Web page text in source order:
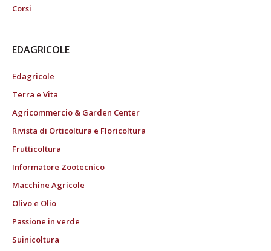
Corsi
EDAGRICOLE
Edagricole
Terra e Vita
Agricommercio & Garden Center
Rivista di Orticoltura e Floricoltura
Frutticoltura
Informatore Zootecnico
Macchine Agricole
Olivo e Olio
Passione in verde
Suinicoltura